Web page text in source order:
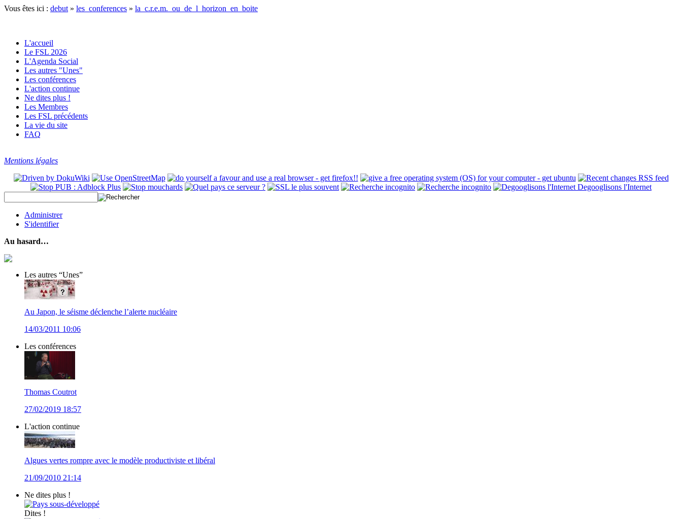
Vous êtes ici : debut » les_conferences » la_c.r.e.m._ou_de_l_horizon_en_boite
L'accueil
Le FSL 2026
L'Agenda Social
Les autres "Unes"
Les conférences
L'action continue
Ne dites plus !
Les Membres
Les FSL précédents
La vie du site
FAQ
Mentions légales
Degooglisons l'Internet
Administrer
S'identifier
Au hasard…
Les autres “Unes”
Au Japon, le séisme déclenche l’alerte nucléaire
14/03/2011 10:06
Les conférences
Thomas Coutrot
27/02/2019 18:57
L'action continue
Algues vertes rompre avec le modèle productiviste et libéral
21/09/2010 21:14
Ne dites plus !
Pays sous-développé
Dites !